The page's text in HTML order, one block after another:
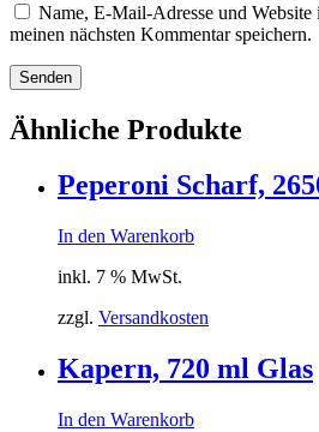
Name, E-Mail-Adresse und
meinen nächsten Kommentar speichern.
Senden
Ähnliche Produkte
Peperoni Scharf,
In den Warenkorb
inkl. 7 % MwSt.
zzgl. Versandkosten
Kapern, 720 ml Glas
In den Warenkorb